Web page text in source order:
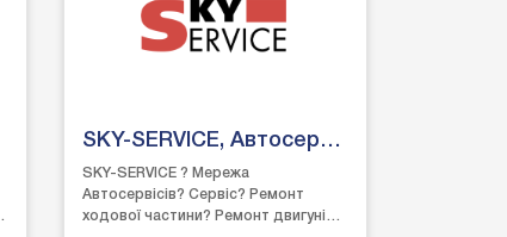
SKY-SERVICE, Автосервіс
Дніпро
SKY-SERVICE ? Мережа
Автосервісів? Сервіс? Ремонт
ходової частини? Ремонт двигунів⚡